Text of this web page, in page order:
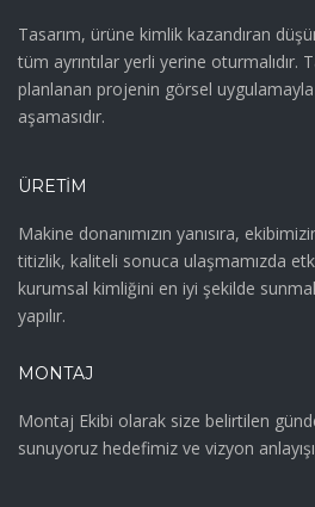
Tasarım, ürüne kimlik kazandıran
tüm ayrıntılar yerli yerine oturmalıdır.
planlanan projenin görsel
aşamasıdır.
ÜRETIM
Makine donanımızın yanısıra,
titizlik, kaliteli sonuca ulaşmamızda
kurumsal kimliğini en iyi şekilde
yapılır.
MONTAJ
Montaj Ekibi olarak size belirtilen
sunuyoruz hedefimiz ve vizyon